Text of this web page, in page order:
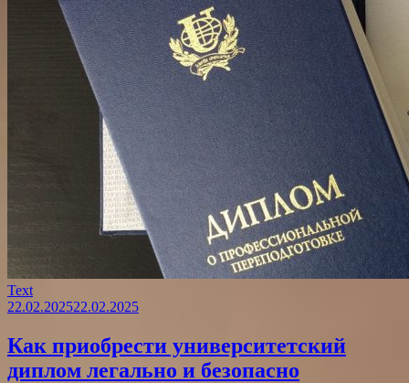
Text
22.02.202522.02.2025
Как приобрести университетский
диплом легально и безопасно